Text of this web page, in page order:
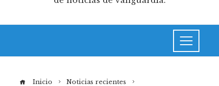
Inicio
Noticias recientes